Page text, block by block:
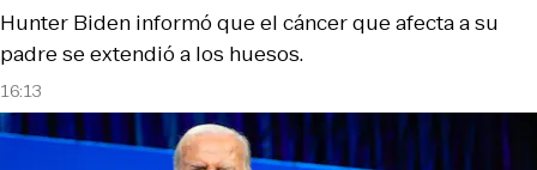
16:13
Hunter Biden informó que el cáncer que afecta a su
padre se extendió a los huesos.